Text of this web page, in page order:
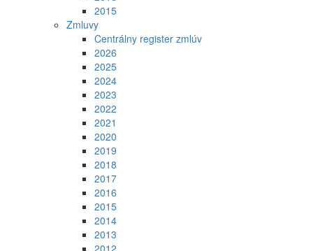
2015
Zmluvy
Centrálny register zmlúv
2026
2025
2024
2023
2022
2021
2020
2019
2018
2017
2016
2015
2014
2013
2012